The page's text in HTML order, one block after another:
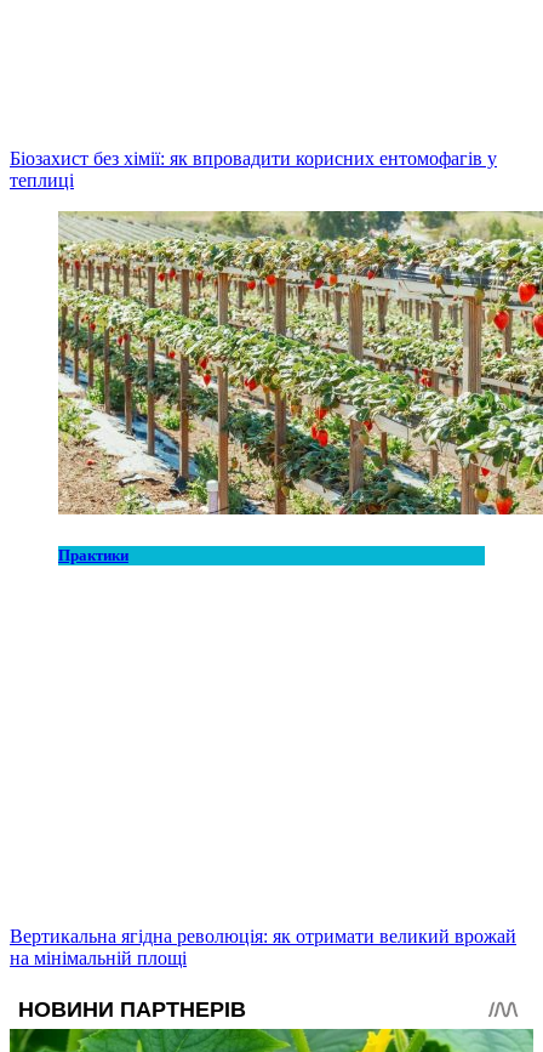
Біозахист без хімії: як впровадити корисних ентомофагів у
теплиці
Практики
Вертикальна ягідна революція: як отримати великий врожай
на мінімальній площі